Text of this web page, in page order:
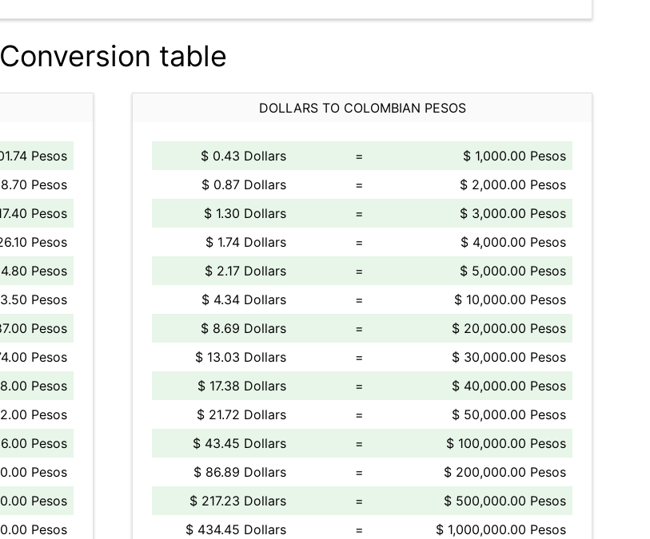
Conversion table
Pesos
Pesos
Pesos
Pesos
Pesos
Pesos
Pesos
Pesos
Pesos
Pesos
Pesos
Pesos
Pesos
Pesos
DOLLARS TO COLOMBIAN PESOS
$ 0.43 Dollars =
$ 1,000.00 Pesos
$ 0.87 Dollars
=
$ 2,000.00 Pesos
$ 1.30 Dollars
=
$ 3,000.00 Pesos
$ 1.74 Dollars
=
$ 4,000.00 Pesos
$ 2.17 Dollars
=
$ 5,000.00 Pesos
$ 4.34 Dollars
=
$ 10,000.00 Pesos
$ 8.69 Dollars
=
$ 20,000.00 Pesos
$ 13.03 Dollars
=
$ 30,000.00 Pesos
$ 17.38 Dollars
=
$ 40,000.00 Pesos
$ 21.72 Dollars
=
$ 50,000.00 Pesos
$ 43.45 Dollars
=
$ 100,000.00 Pesos
$ 86.89 Dollars
=
$ 200,000.00 Pesos
$ 217.23 Dollars
=
$ 500,000.00 Pesos
$ 434.45 Dollars
= $ 1,000,000.00 Pesos